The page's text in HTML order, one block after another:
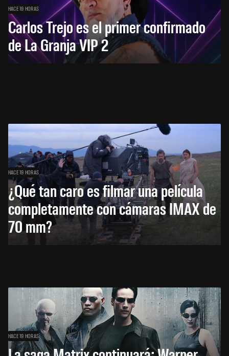
HACE 19 HORAS
Carlos Trejo es el primer confirmado
de La Granja VIP 2
HACE 19 HORAS
¿Qué tan caro es filmar una película
completamente con cámaras IMAX de
70 mm?
HACE 19 HORAS